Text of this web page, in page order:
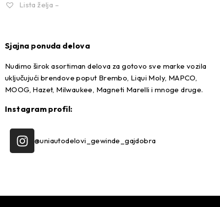
Lista želja –
Sjajna ponuda delova
Nudimo širok asortiman delova za gotovo sve marke vozila
uključujući brendove poput Brembo, Liqui Moly, MAPCO,
MOOG, Hazet, Milwaukee, Magneti Marelli i mnoge druge.
Instagram profil:
@uniautodelovi_gewinde_gajdobra